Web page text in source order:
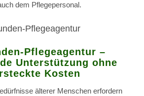
dem Pflegepersonal.
Pflegeagentur –
Unterstützung ohne
Kosten
älterer Menschen erfordern